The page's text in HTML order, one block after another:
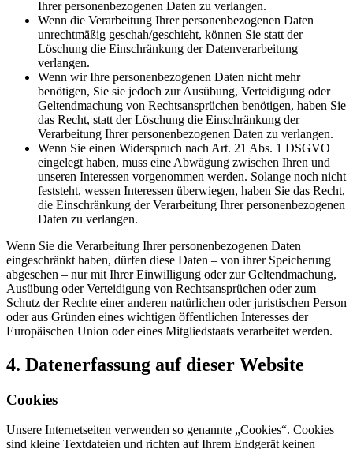
Ihrer personenbezogenen Daten zu verlangen.
Wenn die Verarbeitung Ihrer personenbezogenen Daten
unrechtmäßig geschah/geschieht, können Sie statt der
Löschung die Einschränkung der Datenverarbeitung
verlangen.
Wenn wir Ihre personenbezogenen Daten nicht mehr
benötigen, Sie sie jedoch zur Ausübung, Verteidigung oder
Geltendmachung von Rechtsansprüchen benötigen, haben Sie
das Recht, statt der Löschung die Einschränkung der
Verarbeitung Ihrer personenbezogenen Daten zu verlangen.
Wenn Sie einen Widerspruch nach Art. 21 Abs. 1 DSGVO
eingelegt haben, muss eine Abwägung zwischen Ihren und
unseren Interessen vorgenommen werden. Solange noch nicht
feststeht, wessen Interessen überwiegen, haben Sie das Recht,
die Einschränkung der Verarbeitung Ihrer personenbezogenen
Daten zu verlangen.
Wenn Sie die Verarbeitung Ihrer personenbezogenen Daten
eingeschränkt haben, dürfen diese Daten – von ihrer Speicherung
abgesehen – nur mit Ihrer Einwilligung oder zur Geltendmachung,
Ausübung oder Verteidigung von Rechtsansprüchen oder zum
Schutz der Rechte einer anderen natürlichen oder juristischen Person
oder aus Gründen eines wichtigen öffentlichen Interesses der
Europäischen Union oder eines Mitgliedstaats verarbeitet werden.
4. Datenerfassung auf dieser Website
Cookies
Unsere Internetseiten verwenden so genannte „Cookies“. Cookies
sind kleine Textdateien und richten auf Ihrem Endgerät keinen